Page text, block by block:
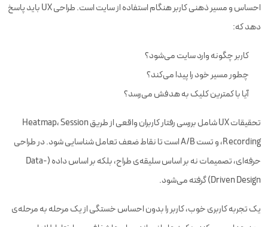
احساس و مسیر ذهنی کاربر هنگام استفاده از سایت است. طراحی UX باید پاسخ
دهد که:
کاربر چگونه وارد سایت می‌شود؟
چطور مسیر خود را پیدا می‌کند؟
آیا با کمترین کلیک به هدفش می‌رسد؟
تحقیقات UX شامل بررسی رفتار کاربران واقعی از طریق Heatmap، Session
Recording، و تست A/B است تا نقاط ضعف تعامل شناسایی شود. در طراحی
حرفه‌ای، تصمیمات نه بر اساس سلیقه‌ی طراح، بلکه بر اساس داده (Data-
Driven Design) گرفته می‌شود.
یک تجربه کاربری خوب، کاربر را بدون احساس خستگی از یک مرحله به مرحله‌ی